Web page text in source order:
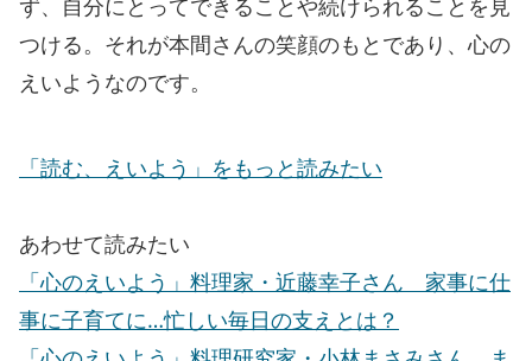
ず、自分にとってできることや続けられることを見
つける。それが本間さんの笑顔のもとであり、心の
えいようなのです。
「読む、えいよう」をもっと読みたい
あわせて読みたい
「心のえいよう」料理家・近藤幸子さん 家事に仕
事に子育てに…忙しい毎日の支えとは？